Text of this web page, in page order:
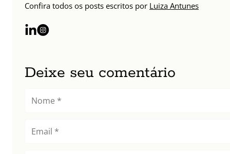
Confira todos os posts escritos por Luiza Antunes
Deixe seu comentário